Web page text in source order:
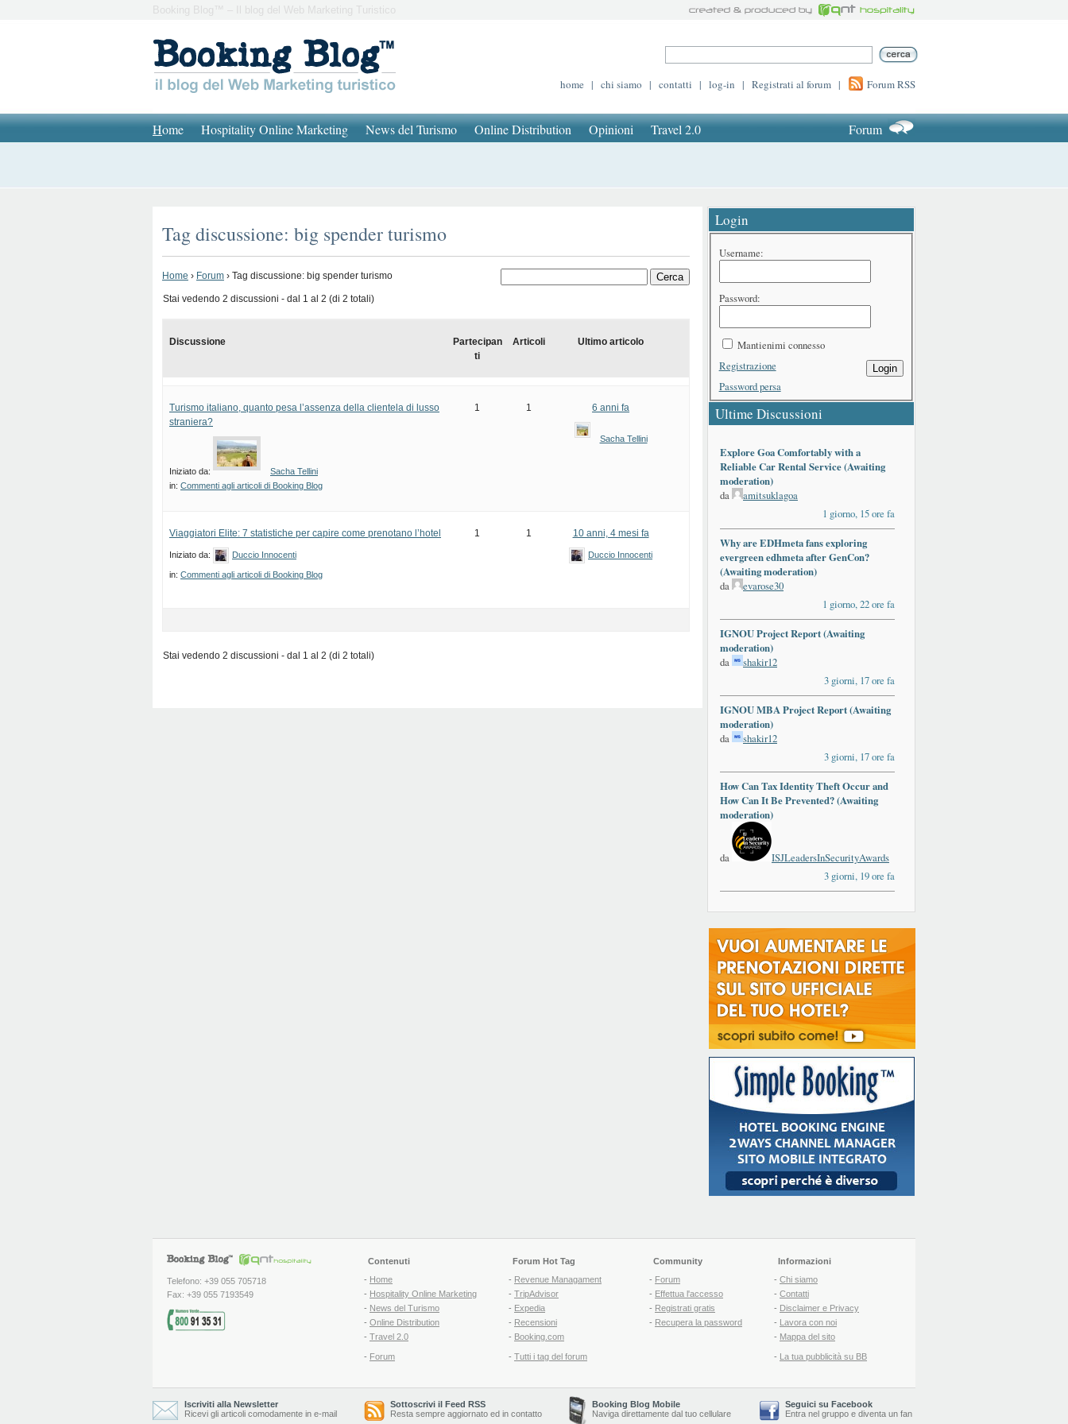
Booking Blog™ – Il blog del Web Marketing Turistico
home | chi siamo | contatti | log-in | Registrati al forum | Forum RSS
Home Hospitality Online Marketing News del Turismo Online Distribution Opinioni Travel 2.0 Forum
Tag discussione: big spender turismo
Home › Forum › Tag discussione: big spender turismo
Stai vedendo 2 discussioni - dal 1 al 2 (di 2 totali)
Discussione
Partecipan
ti
Articoli Ultimo articolo
Turismo italiano, quanto pesa l’assenza della clientela di lusso
straniera?
Iniziato da:
Sacha Tellini
in: Commenti agli articoli di Booking Blog
1 1 6 anni fa
Sacha Tellini
Viaggiatori Elite: 7 statistiche per capire come prenotano l’hotel
Iniziato da: Duccio Innocenti
in: Commenti agli articoli di Booking Blog
1 1 10 anni, 4 mesi fa
Duccio Innocenti
Stai vedendo 2 discussioni - dal 1 al 2 (di 2 totali)
Login
Username:
Password:
Mantienimi connesso
Login
Registrazione
Password persa
Ultime Discussioni
Explore Goa Comfortably with a
Reliable Car Rental Service (Awaiting
moderation)
da
amitsuklagoa
1 giorno, 15 ore fa
Why are EDHmeta fans exploring
evergreen edhmeta after GenCon?
(Awaiting moderation)
da
evarose30
1 giorno, 22 ore fa
IGNOU Project Report (Awaiting
moderation)
da
shakir12
3 giorni, 17 ore fa
IGNOU MBA Project Report (Awaiting
moderation)
da
shakir12
3 giorni, 17 ore fa
How Can Tax Identity Theft Occur and
How Can It Be Prevented? (Awaiting
moderation)
da
ISJLeadersInSecurityAwards
3 giorni, 19 ore fa
Telefono: +39 055 705718
Fax: +39 055 7193549
Contenuti
- Home
- Hospitality Online Marketing
- News del Turismo
- Online Distribution
- Travel 2.0
- Forum
Forum Hot Tag
- Revenue Managament
- TripAdvisor
- Expedia
- Recensioni
- Booking.com
- Tutti i tag del forum
Community
- Forum
- Effettua l'accesso
- Registrati gratis
- Recupera la password
Informazioni
- Chi siamo
- Contatti
- Disclaimer e Privacy
- Lavora con noi
- Mappa del sito
- La tua pubblicità su BB
Iscriviti alla Newsletter
Ricevi gli articoli comodamente in e-mail
Sottoscrivi il Feed RSS
Resta sempre aggiornato ed in contatto
Booking Blog Mobile
Naviga direttamente dal tuo cellulare
Seguici su Facebook
Entra nel gruppo e diventa un fan